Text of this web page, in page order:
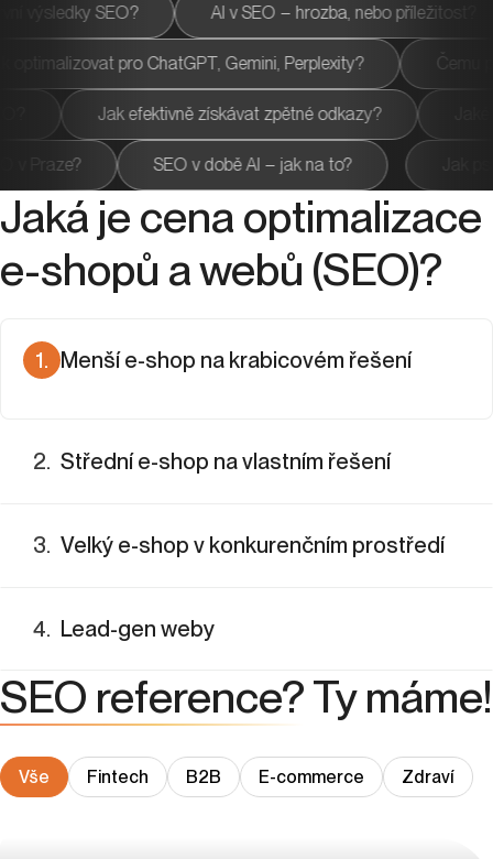
Kdy čekat první výsledky SEO? AI v SEO – hrozba,
pro ChatGPT, Gemini, Perplexity? Čemu pomáhá
Kolik stojí SEO? Jak efektivně získávat zpětné odkazy?
SEO v době AI – jak na to? Jak psát obsah pro
Jaká je cena optimalizace
e-shopů a webů (SEO)?
1. Menší e-shop na krabicovém řešení
Připravíme strategické podklady, analýzu klíčových slov,
2. Střední e-shop na vlastním řešení
3. Velký e-shop v konkurenčním prostředí
4. Lead-gen weby
SEO reference?Ty máme!
Vše Fintech B2B E-commerce Zdraví